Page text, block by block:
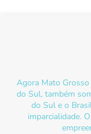
Agora Mato
do Sul, também
do Sul e o
imparcialidade.